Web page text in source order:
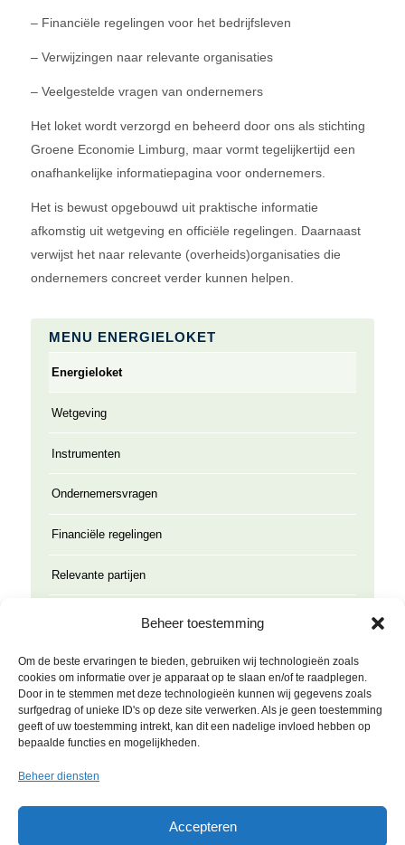
Beheer toestemming
Om de beste ervaringen te bieden, gebruiken wij technologieën zoals
cookies om informatie over je apparaat op te slaan en/of te raadplegen.
Door in te stemmen met deze technologieën kunnen wij gegevens zoals
surfgedrag of unieke ID's op deze site verwerken. Als je geen toestemming
geeft of uw toestemming intrekt, kan dit een nadelige invloed hebben op
bepaalde functies en mogelijkheden.
Beheer diensten
Accepteren
– Financiële regelingen voor het bedrijfsleven
– Verwijzingen naar relevante organisaties
– Veelgestelde vragen van ondernemers
Het loket wordt verzorgd en beheerd door ons als stichting
Groene Economie Limburg, maar vormt tegelijkertijd een
onafhankelijke informatiepagina voor ondernemers.
Het is bewust opgebouwd uit praktische informatie
afkomstig uit wetgeving en officiële regelingen. Daarnaast
verwijst het naar relevante (overheids)organisaties die
ondernemers concreet verder kunnen helpen.
MENU ENERGIELOKET
Energieloket
Wetgeving
Instrumenten
Ondernemersvragen
Financiële regelingen
Relevante partijen